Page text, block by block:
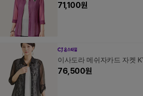
71,100원
이사도라 메쉬자카드 자켓
76,500원